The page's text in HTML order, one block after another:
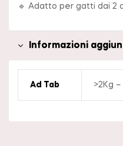
🔹 Adatto per gatti dai 2
Informazioni
Ad Tab >2Kg –